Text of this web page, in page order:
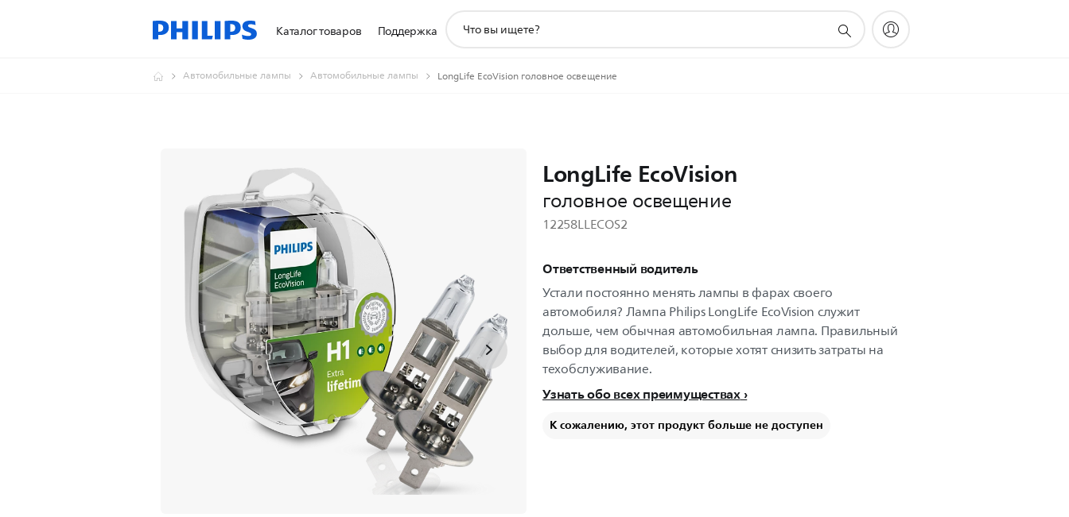
Каталог товаров Поддержка
поддержки
Автомобильные лампы Автомобильные лампы LongLife EcoVision головное освещение
LongLife EcoVision
головное освещение
12258LLECOS2
Ответственный водитель
Устали постоянно менять лампы в фарах своего
автомобиля? Лампа Philips LongLife EcoVision служит
дольше, чем обычная автомобильная лампа. Правильный
выбор для водителей, которые хотят снизить затраты на
техобслуживание.
Узнать обо всех преимуществах
К сожалению, этот продукт больше не доступен